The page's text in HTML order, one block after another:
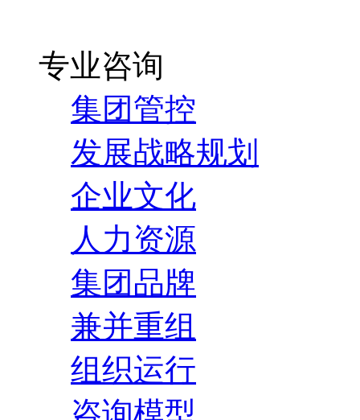
专业咨询
集团管控
发展战略规划
企业文化
人力资源
集团品牌
兼并重组
组织运行